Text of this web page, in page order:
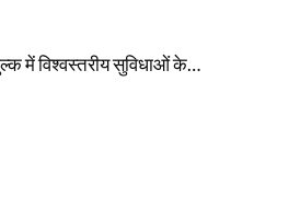
में विश्वस्तरीय सुविधाओं के…